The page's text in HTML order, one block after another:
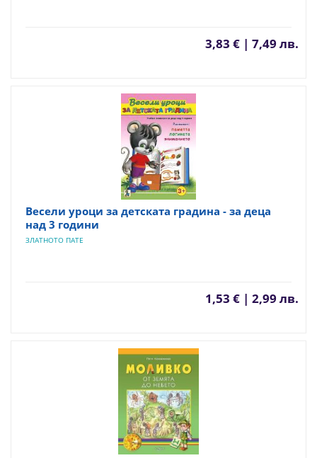
3,83 € | 7,49 лв.
Весели уроци за детската градина - за деца
над 3 години
ЗЛАТНОТО ПАТЕ
1,53 € | 2,99 лв.